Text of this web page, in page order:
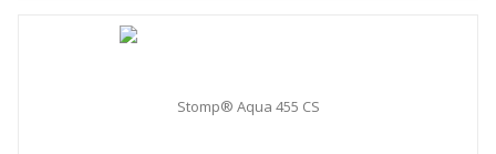
Stomp® Aqua 455 CS